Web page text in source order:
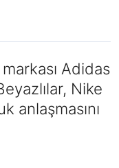
Adidas
Nike
anlaşmasını